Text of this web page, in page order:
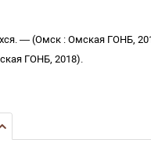
. — (Омск : Омская ГОНБ,
ГОНБ, 2018).